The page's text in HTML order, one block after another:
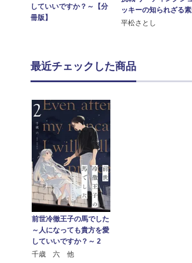
していいですか？～【分
冊版】
ッキーの知られざる
平松さとし
最近チェックした商品
前世冷徹王子の馬でした
～人になっても貴方を愛
していいですか？～ 2
千歳 六 他